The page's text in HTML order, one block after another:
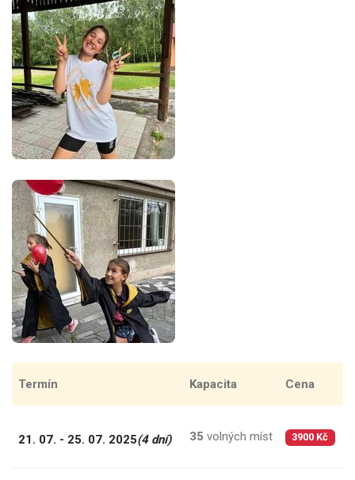
Termín Kapacita Cena
21. 07. - 25. 07. 2025(4 dní) 35 volných míst 3900 Kč